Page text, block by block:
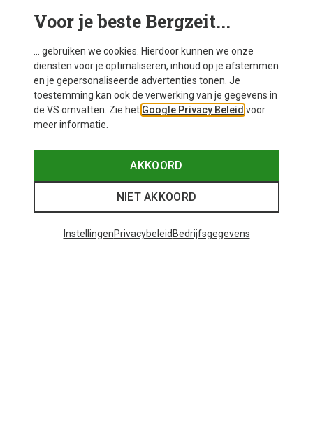
+3
Nano 22 Karabiner
Petzl
William Ball-Lock HMS Karabiner
€ 25,07
BALL-LOCK
Voor je beste Bergzeit...
... gebruiken we cookies. Hierdoor kunnen we onze
diensten voor je optimaliseren, inhoud op je afstemmen
en je gepersonaliseerde advertenties tonen. Je
toestemming kan ook de verwerking van je gegevens in
de VS omvatten. Zie het Google Privacy Beleid voor
meer informatie.
AKKOORD
NIET AKKOORD
InstellingenPrivacybeleid Bedrijfsgegevens